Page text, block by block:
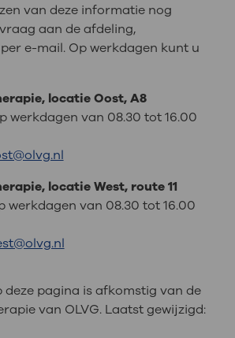
van deze informatie nog
aan de afdeling,
e-mail. Op werkdagen kunt u
locatie Oost, A8
werkdagen van 08.30 tot 16.00
locatie West, route 11
werkdagen van 08.30 tot 16.00
pagina is afkomstig van de
van OLVG. Laatst gewijzigd: